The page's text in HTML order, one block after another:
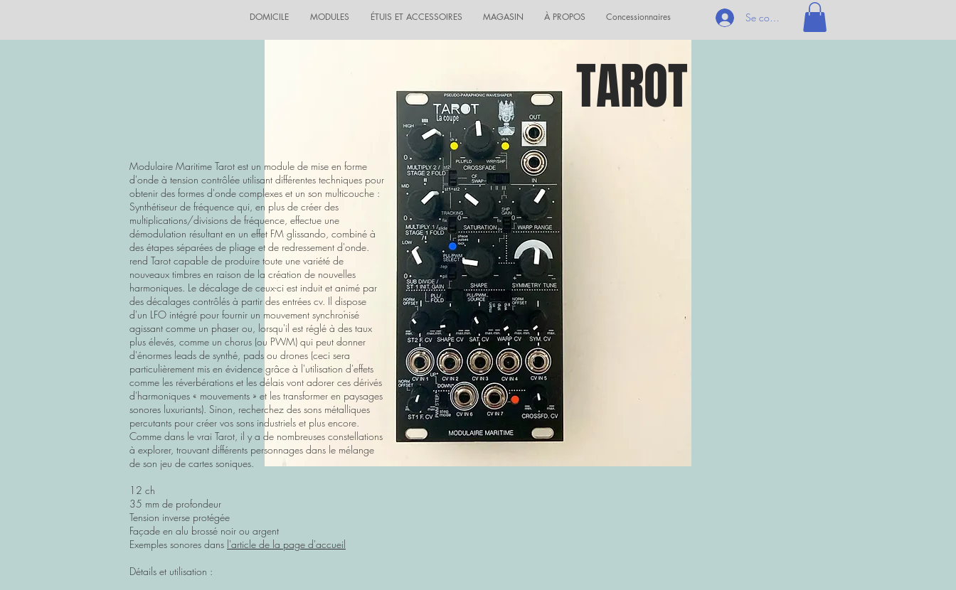
DOMICILE MODULES ÉTUIS ET ACCESSOIRES MAGASIN À PROPOS Concessionnaires Se connecter
TAROT
Modulaire Maritime Tarot est un module de mise en forme
d'onde à tension contrôlée utilisant différentes techniques pour
obtenir des formes d'onde complexes et un son multicouche :
Synthétiseur de fréquence qui, en plus de créer des
multiplications/divisions de fréquence, effectue une
démodulation résultant en un effet FM glissando, combiné à
des étapes séparées de pliage et de redressement d'onde.
rend Tarot capable de produire toute une variété de
nouveaux timbres en raison de la création de nouvelles
harmoniques. Le décalage de ceux-ci est induit et animé par
des décalages contrôlés à partir des entrées cv. Il dispose
d'un LFO intégré pour fournir un mouvement synchronisé
agissant comme un phaser ou, lorsqu'il est réglé à des taux
plus élevés, comme un chorus (ou PWM) qui peut donner
d'énormes leads de synthé, pads ou drones (ceci sera
particulièrement mis en évidence grâce à l'utilisation d'effets
comme les réverbérations et les délais vont adorer ces dérivés
d'harmoniques « mouvements » et les transformer en paysages
sonores luxuriants). Sinon, recherchez des sons métalliques
percutants pour créer vos sons industriels et plus encore.
Comme dans le vrai Tarot, il y a de nombreuses constellations
à explorer, trouvant différents personnages dans le mélange
de son jeu de cartes soniques.
12 ch
35 mm de profondeur
Tension inverse protégée
Façade en alu brossé noir ou argent
Exemples sonores dans l'article de la page d'accueil
Détails et utilisation :